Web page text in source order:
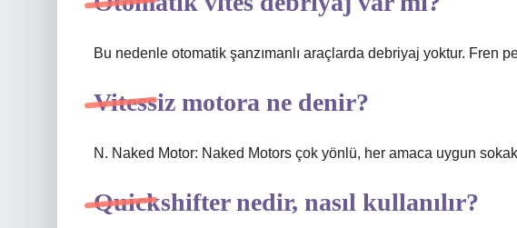
Bu nedenle otomatik şanzımanlı araçlarda debriyaj yoktur. Fren
Vitessiz motora ne denir?
N. Naked Motor: Naked Motors çok yönlü, her amaca uygun
Quickshifter nedir, nasıl kullanılır?